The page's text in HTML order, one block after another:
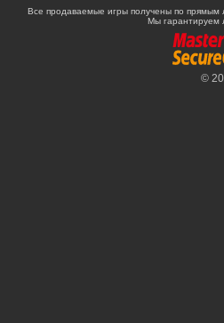
Все продаваемые игры получены по
Мы гарантируем
©